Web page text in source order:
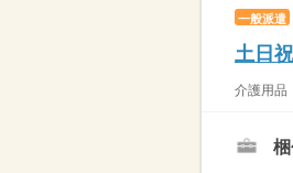
一般派遣
土日
介護用品